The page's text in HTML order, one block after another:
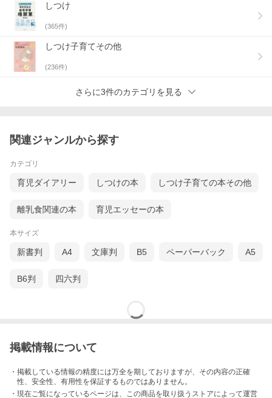
しつけ
(365件)
しつけ子育てその他
(236件)
さらに3件のカテゴリを見る
関連ジャンルから探す
カテゴリ
育児ダイアリー しつけの本 しつけ子育ての本その他
離乳食関連の本 育児エッセーの本
本サイズ
新書判 A4 文庫判 B5 ペーパーバック A5
B6判 四六判
掲載情報について
・掲載している情報の精度には万全を期しておりますが、その内容の正確
性、安全性、有用性を保証するものではありません。
・現在ご覧になっているページは、この商品を取り扱うストアによって運営